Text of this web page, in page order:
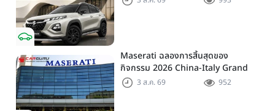
Maserati ฉลองการสิ้นสุดของ
กิจกรรม 2026 China-Italy Grand
Tour ณ สำนักงานใหญ่ เมืองโมเดนา
3 ส.ค. 69 952